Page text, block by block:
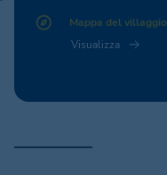
Mappa del villaggio
Visualizza